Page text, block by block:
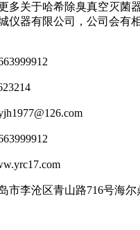
关于哈希除臭真空灭菌
仪器有限公司，公司会有
李沧区青山路716号海尔